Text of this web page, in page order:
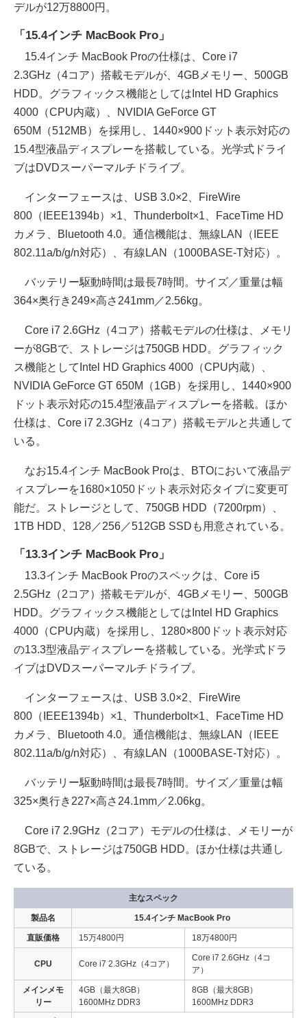
デルが12万8800円。
「15.4インチ MacBook Pro」
15.4インチ MacBook Proの仕様は、Core i7
2.3GHz（4コア）搭載モデルが、4GBメモリー、500GB
HDD。グラフィックス機能としてはIntel HD Graphics
4000（CPU内蔵）、NVIDIA GeForce GT
650M（512MB）を採用し、1440×900ドット表示対応の
15.4型液晶ディスプレーを搭載している。光学式ドライ
ブはDVDスーパーマルチドライブ。
インターフェースは、USB 3.0×2、FireWire
800（IEEE1394b）×1、Thunderbolt×1、FaceTime HD
カメラ、Bluetooth 4.0。通信機能は、無線LAN（IEEE
802.11a/b/g/n対応）、有線LAN（1000BASE-T対応）。
バッテリー駆動時間は最長7時間。サイズ／重量は幅
364×奥行き249×高さ241mm／2.56kg。
Core i7 2.6GHz（4コア）搭載モデルの仕様は、メモリ
ーが8GBで、ストレージは750GB HDD。グラフィック
ス機能としてIntel HD Graphics 4000（CPU内蔵）、
NVIDIA GeForce GT 650M（1GB）を採用し、1440×900
ドット表示対応の15.4型液晶ディスプレーを搭載。ほか
仕様は、Core i7 2.3GHz（4コア）搭載モデルと共通して
いる。
なお15.4インチ MacBook Proは、BTOにおいて液晶デ
ィスプレーを1680×1050ドット表示対応タイプに変更可
能だ。ストレージとして、750GB HDD（7200rpm）、
1TB HDD、128／256／512GB SSDも用意されている。
「13.3インチ MacBook Pro」
13.3インチ MacBook Proのスペックは、Core i5
2.5GHz（2コア）搭載モデルが、4GBメモリー、500GB
HDD。グラフィックス機能としてはIntel HD Graphics
4000（CPU内蔵）を採用し、1280×800ドット表示対応
の13.3型液晶ディスプレーを搭載している。光学式ドラ
イブはDVDスーパーマルチドライブ。
インターフェースは、USB 3.0×2、FireWire
800（IEEE1394b）×1、Thunderbolt×1、FaceTime HD
カメラ、Bluetooth 4.0。通信機能は、無線LAN（IEEE
802.11a/b/g/n対応）、有線LAN（1000BASE-T対応）。
バッテリー駆動時間は最長7時間。サイズ／重量は幅
325×奥行き227×高さ24.1mm／2.06kg。
Core i7 2.9GHz（2コア）モデルの仕様は、メモリーが
8GBで、ストレージは750GB HDD。ほか仕様は共通し
ている。
主なスペック
製品名 15.4インチ MacBook Pro
直販価格 15万4800円 18万4800円
CPU Core i7 2.3GHz（4コア）
Core i7 2.6GHz（4コ
ア）
メインメモ
リー
4GB（最大8GB）
1600MHz DDR3
8GB（最大8GB）
1600MHz DDR3